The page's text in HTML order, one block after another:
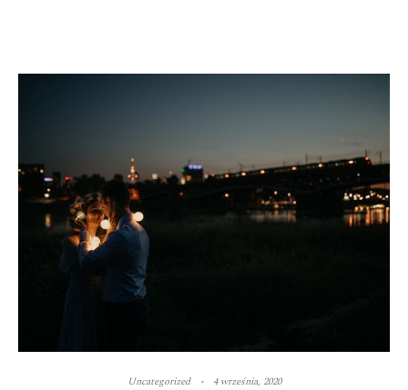
Uncategorized 4 września, 2020